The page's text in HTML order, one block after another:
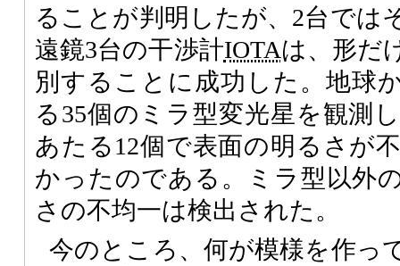
ることが判明したが、2台では
遠鏡3台の干渉計IOTAは、形だ
別することに成功した。地球
る35個のミラ型変光星を観測
あたる12個で表面の明るさが
かったのである。ミラ型以外
さの不均一は検出された。
今のところ、何が模様を作っ